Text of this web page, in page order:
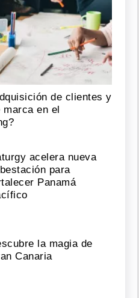
de clientes y
en el
acelera nueva
para
Panamá
la magia de
Canaria